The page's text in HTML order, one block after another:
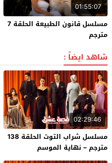
01:55:07
مسلسل قانون الطبيعة الحلقة 7
مترجم
شاهد ايضاً :
02:29:46
مسلسل شراب التوت الحلقة 138
مترجم – نهاية الموسم